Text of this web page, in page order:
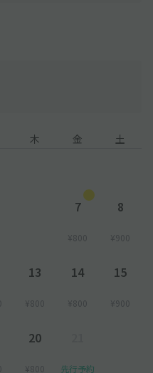
木 金 土
7
¥800
8
¥900
13
¥800
14
¥800
15
¥900
20
¥800 先行予約